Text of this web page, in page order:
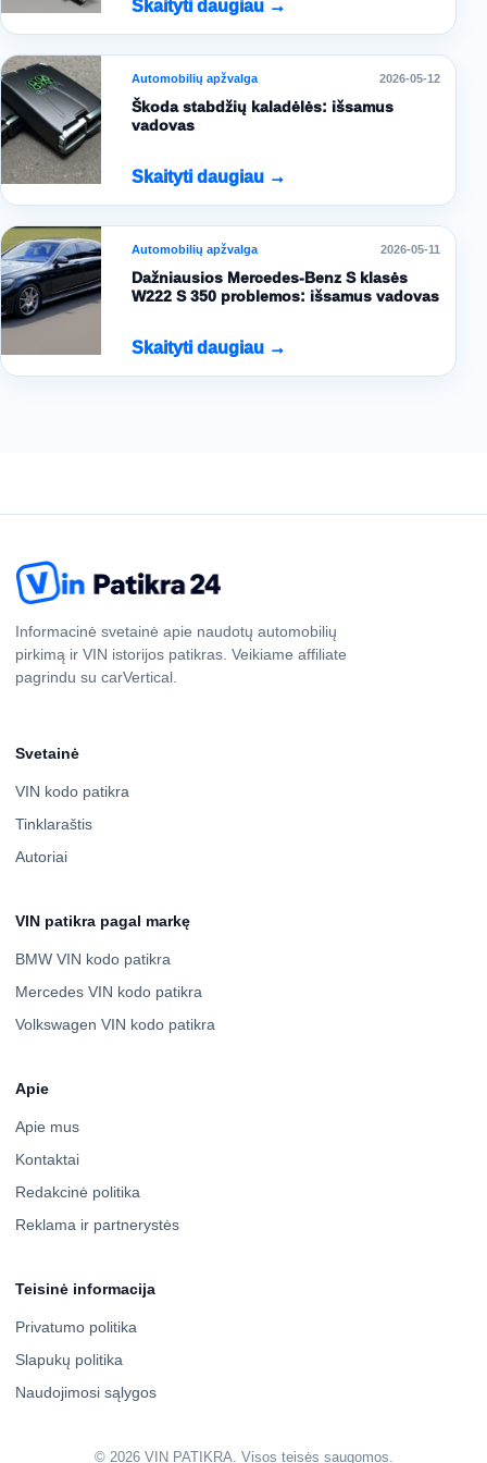
Skaityti daugiau →
Automobilių apžvalga 2026-05-12
Škoda stabdžių kaladėlės: išsamus
vadovas
Skaityti daugiau →
Automobilių apžvalga 2026-05-11
Dažniausios Mercedes-Benz S klasės
W222 S 350 problemos: išsamus vadovas
Skaityti daugiau →
Informacinė svetainė apie naudotų automobilių
pirkimą ir VIN istorijos patikras. Veikiame affiliate
pagrindu su carVertical.
Svetainė
VIN kodo patikra
Tinklaraštis
Autoriai
VIN patikra pagal markę
BMW VIN kodo patikra
Mercedes VIN kodo patikra
Volkswagen VIN kodo patikra
Apie
Apie mus
Kontaktai
Redakcinė politika
Reklama ir partnerystės
Teisinė informacija
Privatumo politika
Slapukų politika
Naudojimosi sąlygos
© 2026 VIN PATIKRA. Visos teisės saugomos.